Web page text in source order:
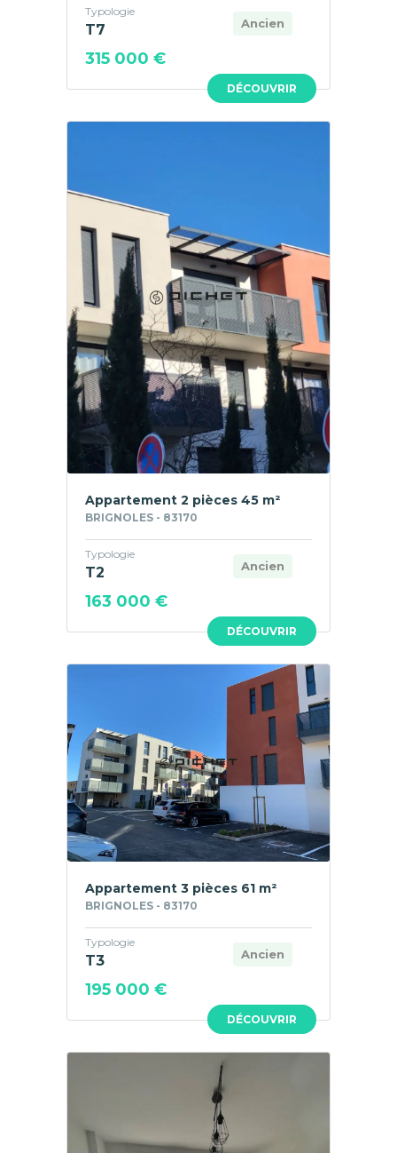
DÉCOUVRIR
Ancien
Typologie
T7
315 000 €
DÉCOUVRIR
Appartement 2 pièces 45 m²
BRIGNOLES - 83170
Ancien
Typologie
T2
163 000 €
DÉCOUVRIR
Appartement 3 pièces 61 m²
BRIGNOLES - 83170
Ancien
Typologie
T3
195 000 €